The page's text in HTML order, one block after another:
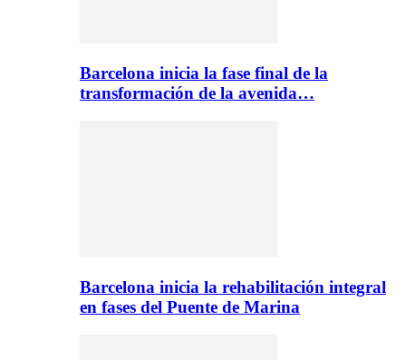
Barcelona inicia la fase final de la
transformación de la avenida…
Barcelona inicia la rehabilitación integral
en fases del Puente de Marina